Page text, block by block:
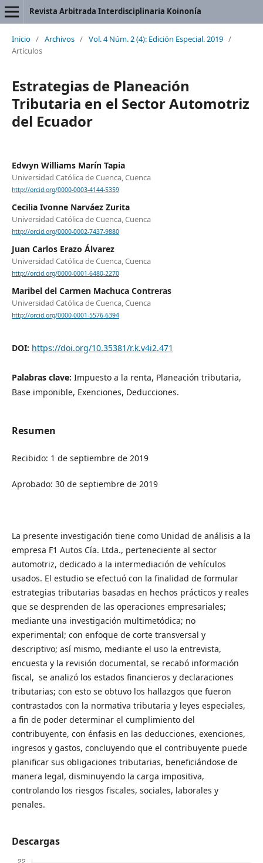
Revista Arbitrada Interdisciplinaria Koinonía
Inicio / Archivos / Vol. 4 Núm. 2 (4): Edición Especial. 2019 /
Artículos
Estrategias de Planeación
Tributaria en el Sector Automotriz
del Ecuador
Edwyn Williams Marín Tapia
Universidad Católica de Cuenca, Cuenca
http://orcid.org/0000-0003-4144-5359
Cecilia Ivonne Narváez Zurita
Universidad Católica de Cuenca, Cuenca
http://orcid.org/0000-0002-7437-9880
Juan Carlos Erazo Álvarez
Universidad Católica de Cuenca, Cuenca
http://orcid.org/0000-0001-6480-2270
Maribel del Carmen Machuca Contreras
Universidad Católica de Cuenca, Cuenca
http://orcid.org/0000-0001-5576-6394
DOI: https://doi.org/10.35381/r.k.v4i2.471
Palabras clave: Impuesto a la renta, Planeación tributaria,
Base imponible, Exenciones, Deducciones.
Resumen
Recibido: 1 de septiembre de 2019
Aprobado: 30 de septiembre de 2019
La presente investigación tiene como Unidad de análisis a la
empresa F1 Autos Cía. Ltda., perteneciente al sector
automotriz, dedicado a la intermediación de vehículos
usados. El estudio se efectuó con la finalidad de formular
estrategias tributarias basadas en hechos prácticos y reales
que se desprenden de las operaciones empresariales;
mediante una investigación multimetódica; no
experimental; con enfoque de corte transversal y
descriptivo; así mismo, mediante el uso la entrevista,
encuesta y la revisión documental, se recabó información
fiscal, se analizó los estados financieros y declaraciones
tributarias; con esto se obtuvo los hallazgos que fueron
contrastados con la normativa tributaria y leyes especiales,
a fin de poder determinar el cumplimiento del
contribuyente, con énfasis en las deducciones, exenciones,
ingresos y gastos, concluyendo que el contribuyente puede
planificar sus obligaciones tributarias, beneficiándose de
manera legal, disminuyendo la carga impositiva,
controlando los riesgos fiscales, sociales, laborales y
penales.
Descargas